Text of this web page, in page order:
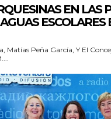
EN LAS
ESCOLARES
Matías Peña García, Y El